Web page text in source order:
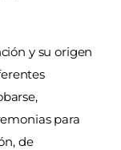
y su origen
para
de